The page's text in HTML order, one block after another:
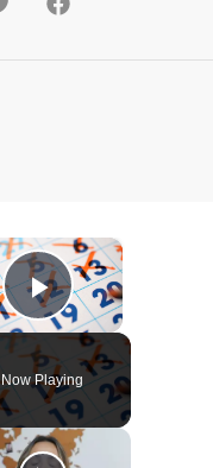
×
Play Video
Now Playing